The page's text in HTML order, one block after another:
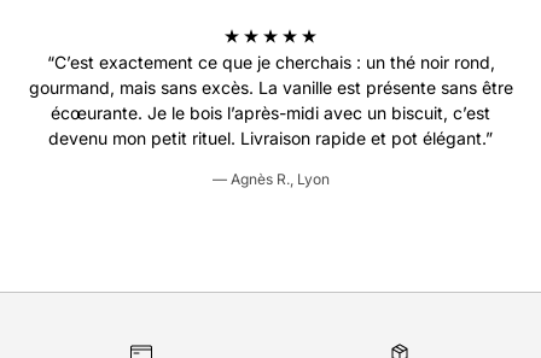
“C’est exactement ce que je cherchais : un thé noir rond,
gourmand, mais sans excès. La vanille est présente sans être
écœurante. Je le bois l’après-midi avec un biscuit, c’est
devenu mon petit rituel. Livraison rapide et pot élégant.”
— Agnès R., Lyon